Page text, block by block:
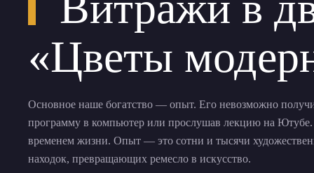
«Цветы
Основное наше богатство — опыт. Его невозможно
программу в компьютер или прослушав лекцию на
временем жизни. Опыт — это сотни и тысячи
находок, превращающих ремесло в искусство.